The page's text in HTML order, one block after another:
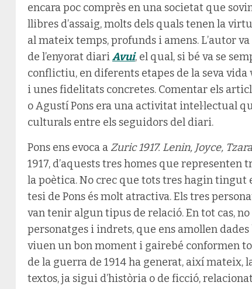
encara poc comprès en una societat que
llibres d’assaig, molts dels quals tenen la
al mateix temps, profunds i amens. L’autor
de l’enyorat diariAvui, el qual, si bé va se
conflictiu, en diferents etapes de la seva
i unes fidelitats concretes. Comentar els
o Agustí Pons era una activitat intel·lectual
culturals entre els seguidors del diari.
Pons ens evoca a Zuric 1917. Lenin, Joyce, Tzara
1917, d’aquests tres homes que
la poètica. No crec que tots tres hagin tingut
tesi de Pons és molt atractiva. Els tres
van tenir algun tipus de relació. En tot cas,
personatges i indrets, que ens amollen
viuen un bon moment i gairebé conformen
de la guerra de 1914 ha generat, així mateix,
textos, ja sigui d’història o de ficció,